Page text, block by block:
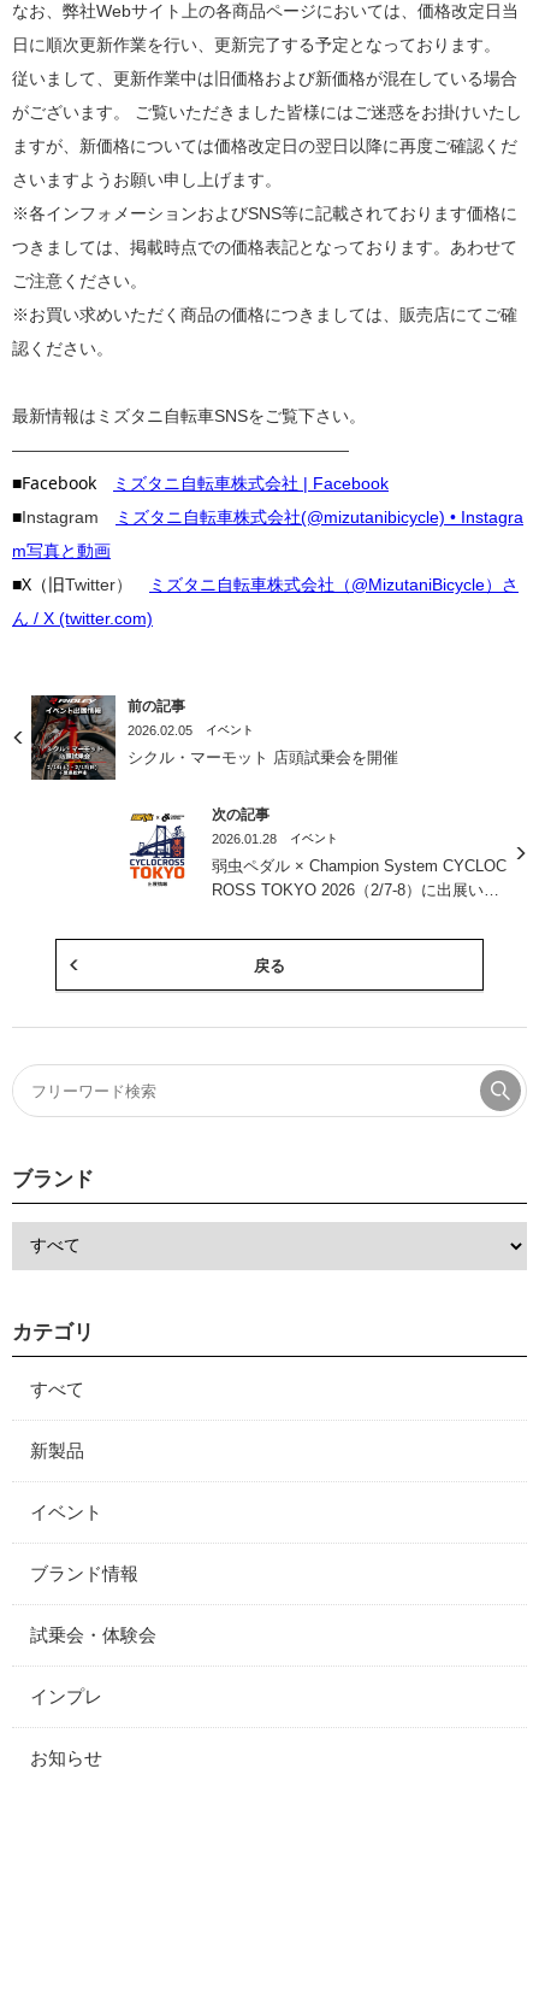
なお、弊社Webサイト上の各商品ページにおいては、価格改定日当
日に順次更新作業を行い、更新完了する予定となっております。
従いまして、更新作業中は旧価格および新価格が混在している場合
がございます。 ご覧いただきました皆様にはご迷惑をお掛けいたし
ますが、新価格については価格改定日の翌日以降に再度ご確認くだ
さいますようお願い申し上げます。
※各インフォメーションおよびSNS等に記載されております価格に
つきましては、掲載時点での価格表記となっております。あわせて
ご注意ください。
※お買い求めいただく商品の価格につきましては、販売店にてご確
認ください。
最新情報はミズタニ自転車SNSをご覧下さい。
————————————————————
■Facebook ミズタニ自転車株式会社 | Facebook
■Instagram
ミズタニ自転車株式会社(@mizutanibicycle) • Instagra
m写真と動画
■X（旧Twitter）
ミズタニ自転車株式会社（@MizutaniBicycle）さ
ん / X (twitter.com)
前の記事
2026.02.05 イベント
シクル・マーモット 店頭試乗会を開催
次の記事
2026.01.28 イベント
弱虫ペダル × Champion System CYCLOC
ROSS TOKYO 2026（2/7-8）に出展いた
戻る
ブランド
カテゴリ
すべて
新製品
イベント
ブランド情報
試乗会・体験会
インプレ
お知らせ